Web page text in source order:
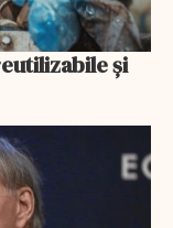
și